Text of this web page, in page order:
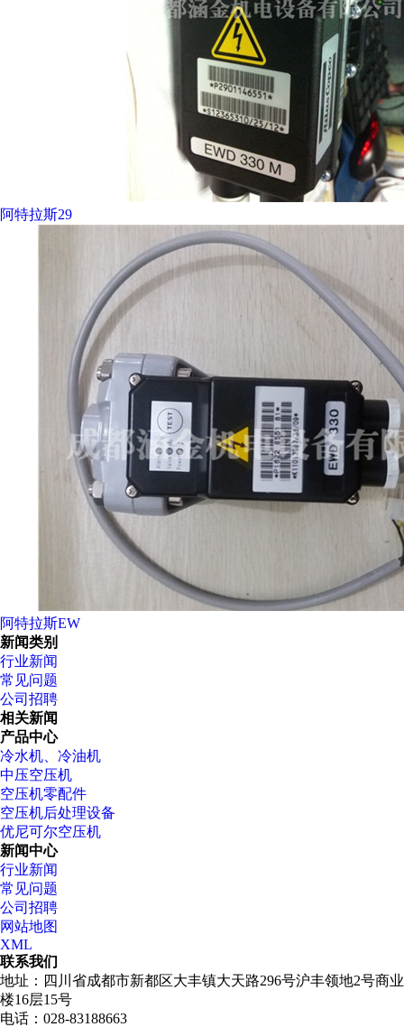
阿特拉斯29
阿特拉斯EW
新闻类别
行业新闻
常见问题
公司招聘
相关新闻
产品中心
冷水机、冷油机
中压空压机
空压机零配件
空压机后处理设备
优尼可尔空压机
新闻中心
行业新闻
常见问题
公司招聘
网站地图
XML
联系我们
地址：四川省成都市新都区大丰镇大天路296号沪丰领地2号商业
楼16层15号
电话：028-83188663